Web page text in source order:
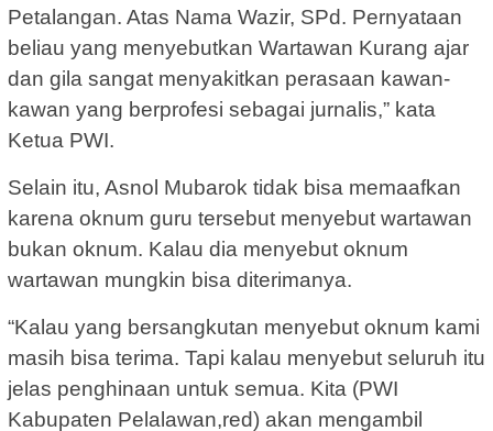
Petalangan. Atas Nama Wazir, SPd. Pernyataan
beliau yang menyebutkan Wartawan Kurang ajar
dan gila sangat menyakitkan perasaan kawan-
kawan yang berprofesi sebagai jurnalis,” kata
Ketua PWI.
Selain itu, Asnol Mubarok tidak bisa memaafkan
karena oknum guru tersebut menyebut wartawan
bukan oknum. Kalau dia menyebut oknum
wartawan mungkin bisa diterimanya.
“Kalau yang bersangkutan menyebut oknum kami
masih bisa terima. Tapi kalau menyebut seluruh itu
jelas penghinaan untuk semua. Kita (PWI
Kabupaten Pelalawan,red) akan mengambil